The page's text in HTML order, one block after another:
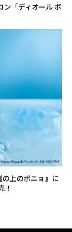
ン「ディオール ボ
上のポニョ』に
！